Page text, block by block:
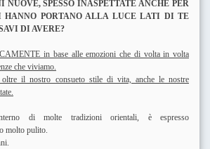
NUOVE, SPESSO INASPETTATE ANCHE PER
HANNO PORTANO ALLA LUCE LATI DI TE
DI AVERE?
in base alle emozioni che di volta in volta
che viviamo.
oltre il nostro consueto stile di vita, anche le nostre
di molte tradizioni orientali, è espresso
molto pulito.